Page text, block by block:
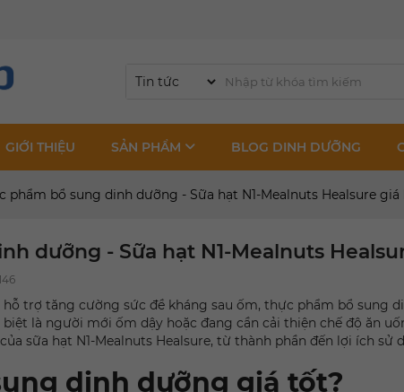
GIỚI THIỆU SẢN PHẨM BLOG DINH DƯỠNG
phẩm bổ sung dinh dưỡng - Sữa hạt N1-Mealnuts Healsure giá
dưỡng - Sữa hạt N1-Mealnuts
trợ tăng cường sức đề kháng sau ốm, thực phẩm bổ sung
là người mới ốm dậy hoặc đang cần cải thiện chế độ ăn
sữa hạt N1-Mealnuts Healsure, từ thành phần đến lợi ích sử
dinh dưỡng giá tốt?